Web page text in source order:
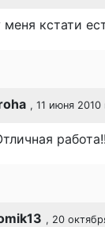
меня кстати
, 11 июня
, 20